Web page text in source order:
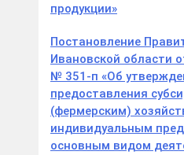
продукции»
Постановление
Ивановской области
№ 351-п «Об
предоставления
(фермерским)
индивидуальным
основным видом